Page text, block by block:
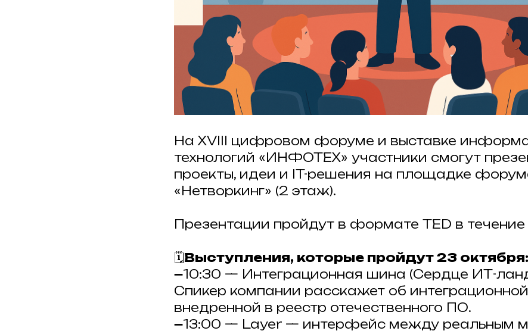
На XVIII цифровом форуме и выставке
технологий «ИНФОТЕХ» участники смогут
проекты, идеи и IT-решения на площадке
«Нетворкинг» (2 этаж).
Презентации пройдут в формате TED в течение
🗓Выступления, которые пройдут 23 октября:
➖10:30 — Интеграционная шина (Сердце ИТ-
Спикер компании расскажет об
внедренной в реестр отечественного ПО.
➖13:00 — Layer — интерфейс между реальным